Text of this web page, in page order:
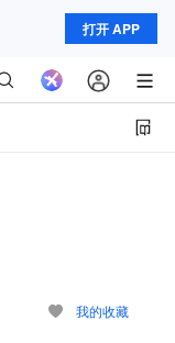
打开 APP
我的收藏